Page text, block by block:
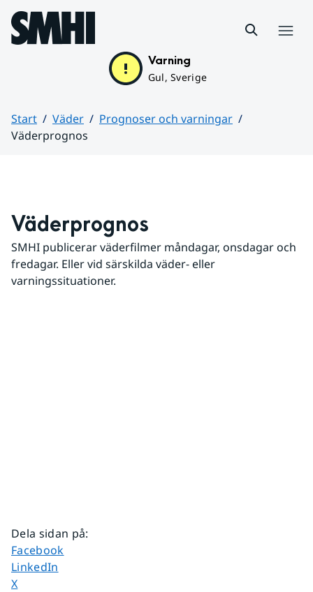
Hoppa till sidans innehåll
Varning
Gul, Sverige
Start Väder
Prognoser och varningar
Väderprognos
Väderprognos
SMHI publicerar väderfilmer måndagar, onsdagar och
fredagar. Eller vid särskilda väder- eller
varningssituationer.
Dela sidan på:
Dela sidan på
Facebook
Dela sidan på
LinkedIn
Dela sidan på
X